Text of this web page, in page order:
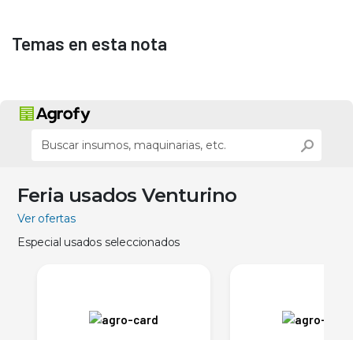
Temas en esta nota
Feria usados Venturino
Ver ofertas
Especial usados seleccionados